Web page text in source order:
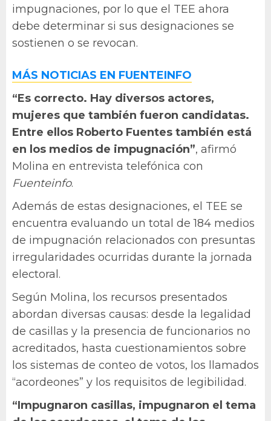
impugnaciones, por lo que el TEE ahora
debe determinar si sus designaciones se
sostienen o se revocan.
MÁS NOTICIAS EN FUENTEINFO
“Es correcto. Hay diversos actores,
mujeres que también fueron candidatas.
Entre ellos Roberto Fuentes también está
en los medios de impugnación”, afirmó
Molina en entrevista telefónica con
Fuenteinfo.
Además de estas designaciones, el TEE se
encuentra evaluando un total de 184 medios
de impugnación relacionados con presuntas
irregularidades ocurridas durante la jornada
electoral.
Según Molina, los recursos presentados
abordan diversas causas: desde la legalidad
de casillas y la presencia de funcionarios no
acreditados, hasta cuestionamientos sobre
los sistemas de conteo de votos, los llamados
“acordeones” y los requisitos de legibilidad.
“Impugnaron casillas, impugnaron el tema